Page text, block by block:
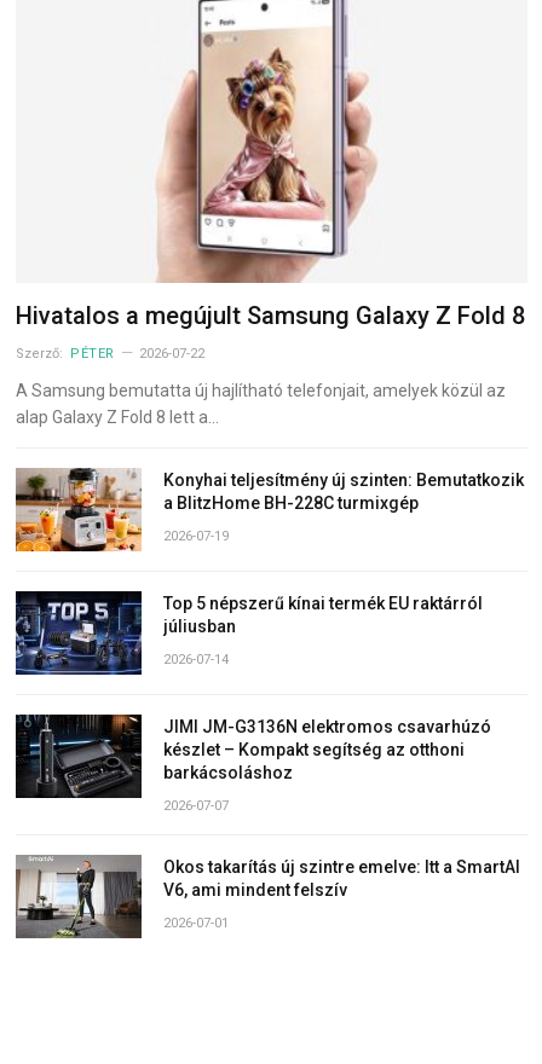
Hivatalos a megújult Samsung Galaxy Z Fold 8
Szerző: PÉTER 2026-07-22
A Samsung bemutatta új hajlítható telefonjait, amelyek közül az
alap Galaxy Z Fold 8 lett a…
Konyhai teljesítmény új szinten: Bemutatkozik
a BlitzHome BH-228C turmixgép
2026-07-19
Top 5 népszerű kínai termék EU raktárról
júliusban
2026-07-14
JIMI JM-G3136N elektromos csavarhúzó
készlet – Kompakt segítség az otthoni
barkácsoláshoz
2026-07-07
Okos takarítás új szintre emelve: Itt a SmartAI
V6, ami mindent felszív
2026-07-01